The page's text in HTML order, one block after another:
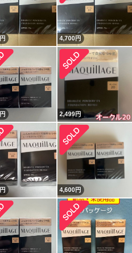
円 4,700円
円 2,499円
円 4,600円